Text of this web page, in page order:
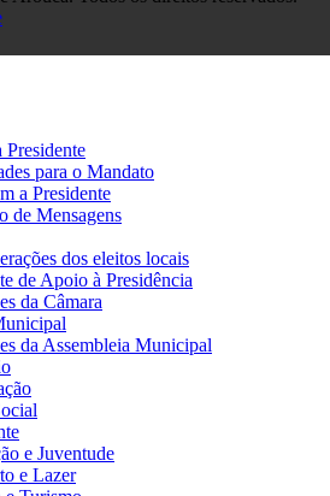
Presidente
para o Mandato
a Presidente
de Mensagens
dos eleitos locais
de Apoio à Presidência
da Câmara
da Assembleia Municipal
e Juventude
e Lazer